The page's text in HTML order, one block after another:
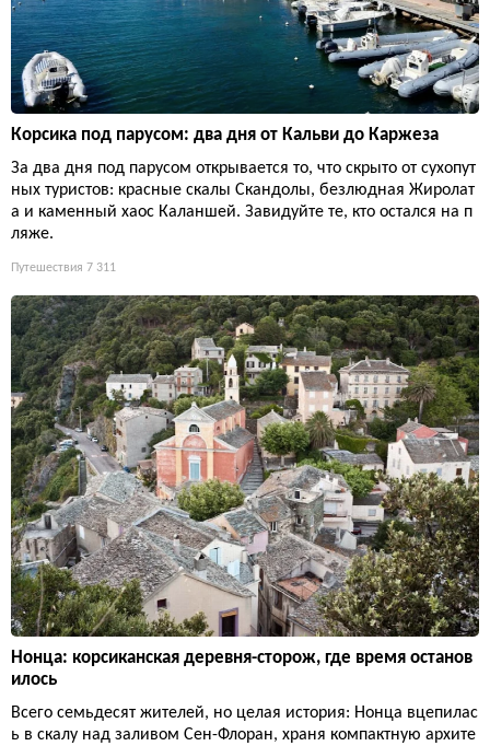
Корсика под парусом: два дня от Кальви до Каржеза
За два дня под парусом открывается то, что скрыто от сухопут
ных туристов: красные скалы Скандолы, безлюдная Жиролат
а и каменный хаос Каланшей. Завидуйте те, кто остался на п
ляже.
Путешествия 7 311
Нонца: корсиканская деревня-сторож, где время останов
илось
Всего семьдесят жителей, но целая история: Нонца вцепилас
ь в скалу над заливом Сен-Флоран, храня компактную архите